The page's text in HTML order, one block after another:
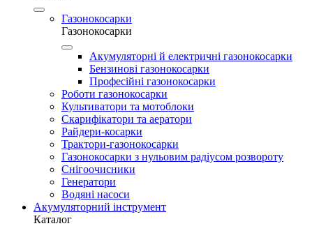
Газонокосарки
Газонокосарки
Акумуляторні й електричні газонокосарки
Бензинові газонокосарки
Професійні газонокосарки
Роботи газонокосарки
Культиватори та мотоблоки
Скарифікатори та аератори
Райдери-косарки
Трактори-газонокосарки
Газонокосарки з нульовим радіусом розвороту
Снігоочисники
Генератори
Водяні насоси
Акумуляторний інструмент
Каталог